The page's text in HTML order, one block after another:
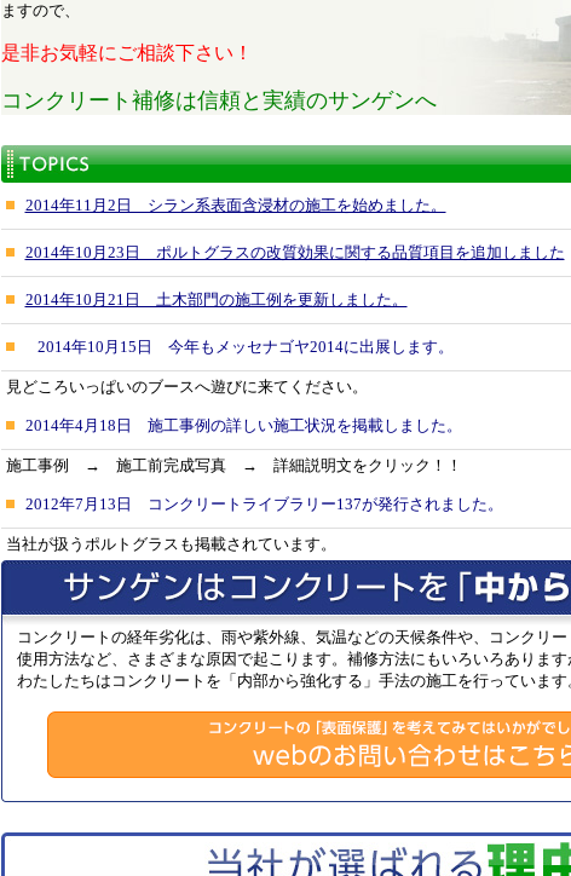
ますので、
是非お気軽にご相談下さい！
コンクリート補修は信頼と実績のサンゲンへ
2014年11月2日 シラン系表面含浸材の施工を始めました。
2014年10月23日 ポルトグラスの改質効果に関する品質項目を追加しました
2014年10月21日 土木部門の施工例を更新しました。
2014年10月15日 今年もメッセナゴヤ2014に出展します。
見どころいっぱいのブースへ遊びに来てください。
2014年4月18日 施工事例の詳しい施工状況を掲載しました。
施工事例 → 施工前完成写真 → 詳細説明文をクリック！！
2012年7月13日 コンクリートライブラリー137が発行されました。
当社が扱うポルトグラスも掲載されています。
コンクリートの経年劣化は、雨や紫外線、気温などの天候条件や、コンクリー
使用方法など、さまざまな原因で起こります。補修方法にもいろいろあります
わたしたちはコンクリートを「内部から強化する」手法の施工を行っています